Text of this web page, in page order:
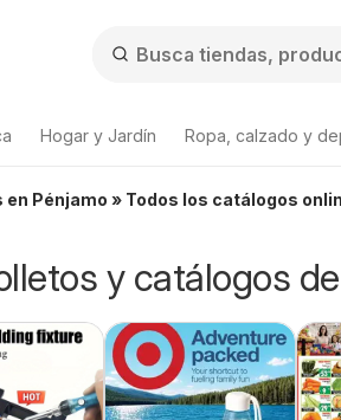
Hogar y Jardín Ropa, calzado y
Pénjamo » Todos los catálogos
y catálogos